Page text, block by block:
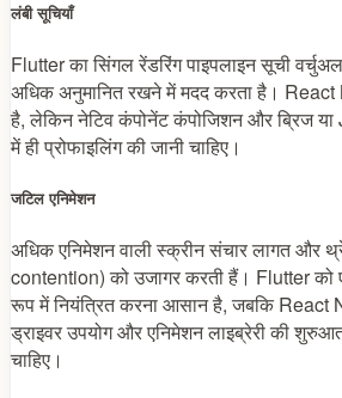
लंबी सूचियाँ
Flutter का सिंगल रेंडरिंग पाइपलाइन सूची
अधिक अनुमानित रखने में मदद करता है।
है, लेकिन नेटिव कंपोनेंट कंपोजिशन और ब्रिज
में ही प्रोफाइलिंग की जानी चाहिए।
जटिल एनिमेशन
अधिक एनिमेशन वाली स्क्रीन संचार लागत और
contention) को उजागर करती हैं। Flutter को
रूप में नियंत्रित करना आसान है, जबकि React
ड्राइवर उपयोग और एनिमेशन लाइब्रेरी की
चाहिए।